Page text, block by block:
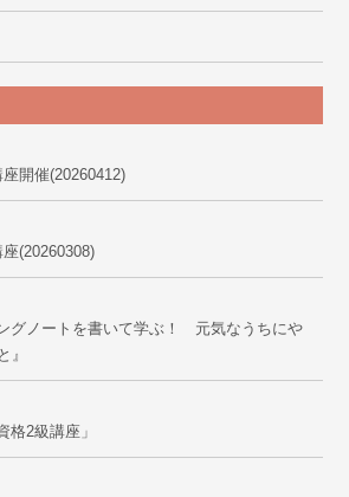
開催(20260412)
(20260308)
グノートを書いて学ぶ！ 元気なうちにや
』
格2級講座」